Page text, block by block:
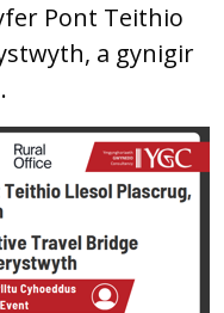
Pont Teithio
a gynigir